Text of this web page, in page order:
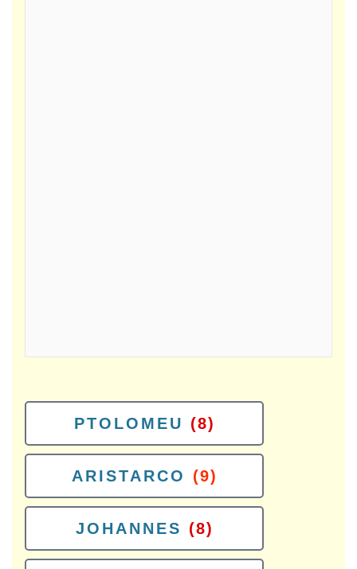
PTOLOMEU (8)
ARISTARCO (9)
JOHANNES (8)